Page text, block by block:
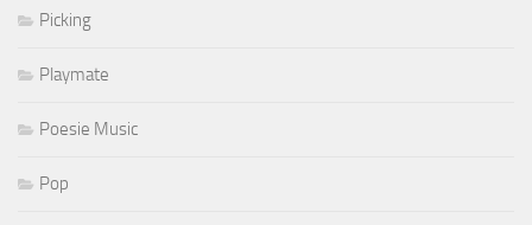
Picking
Playmate
Poesie Music
Pop